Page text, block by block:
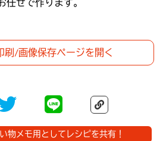
任せで作ります。
刷/画像保存ページを開く
物メモ用としてレシピを共有！